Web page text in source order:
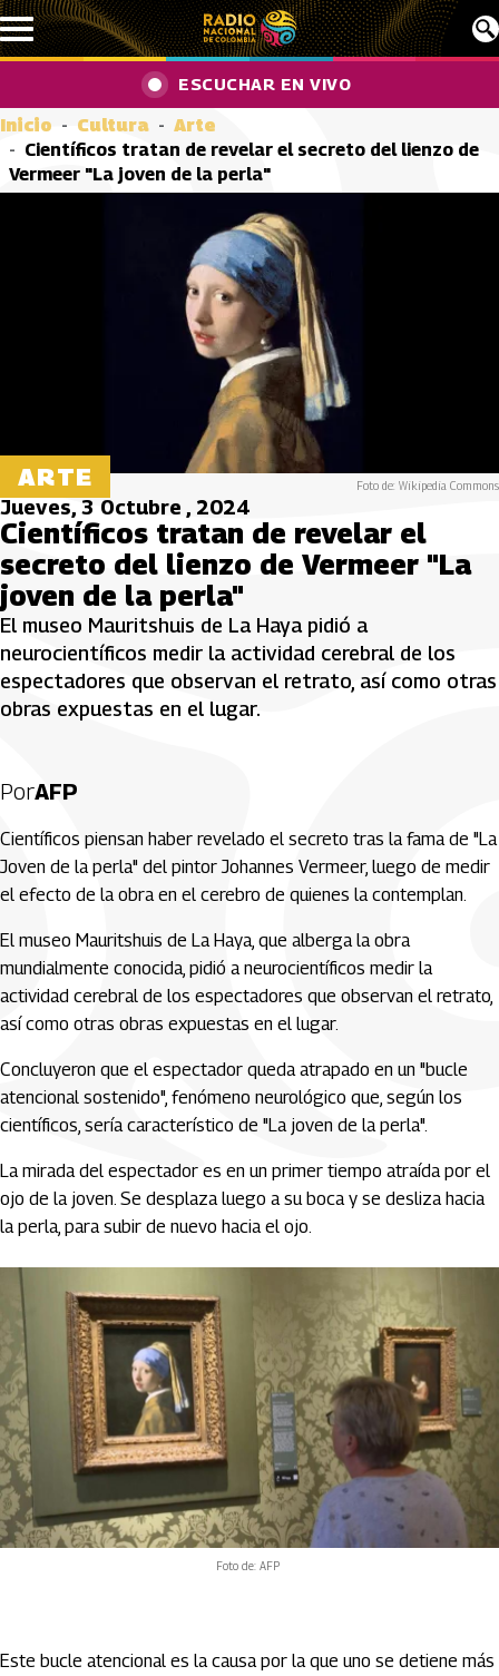
Pasar al contenido principal
ESCUCHAR EN VIVO
Inicio Cultura
Arte
Científicos tratan de revelar el secreto del lienzo de
Vermeer "La joven de la perla"
ARTE Foto de: Wikipedia Commons
Jueves, 3 Octubre , 2024
Científicos tratan de revelar el
secreto del lienzo de Vermeer "La
joven de la perla"
El museo Mauritshuis de La Haya pidió a
neurocientíficos medir la actividad cerebral de los
espectadores que observan el retrato, así como otras
obras expuestas en el lugar.
PorAFP
Científicos piensan haber revelado el secreto tras la fama de "La
Joven de la perla" del pintor Johannes Vermeer, luego de medir
el efecto de la obra en el cerebro de quienes la contemplan.
El museo Mauritshuis de La Haya, que alberga la obra
mundialmente conocida, pidió a neurocientíficos medir la
actividad cerebral de los espectadores que observan el retrato,
así como otras obras expuestas en el lugar.
Concluyeron que el espectador queda atrapado en un "bucle
atencional sostenido", fenómeno neurológico que, según los
científicos, sería característico de "La joven de la perla".
La mirada del espectador es en un primer tiempo atraída por el
ojo de la joven. Se desplaza luego a su boca y se desliza hacia
la perla, para subir de nuevo hacia el ojo.
Foto de: AFP
Este bucle atencional es la causa por la que uno se detiene más